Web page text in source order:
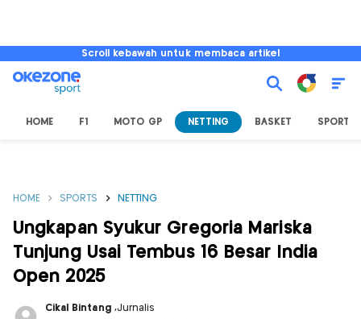
Scroll kebawah untuk membaca artikel
HOME F1 MOTO GP NETTING BASKET SPORT
HOME SPORTS NETTING
Ungkapan Syukur Gregoria Mariska
Tunjung Usai Tembus 16 Besar India
Open 2025
Cikal Bintang ,Jurnalis